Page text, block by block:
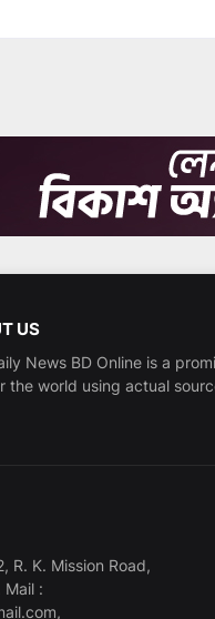
US
News BD Online is a
the world using actual
R. K. Mission Road,
Mail :